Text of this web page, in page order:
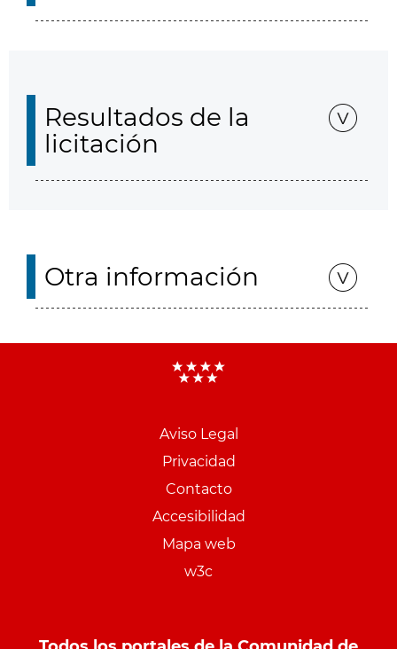
Resultados de la
licitación
Otra información
Aviso Legal
Privacidad
Contacto
Accesibilidad
Mapa web
w3c